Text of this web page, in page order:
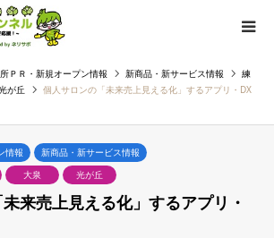
ＰＲ・新規オープン情報 新商品・新サービス情報
練
が丘
個人サロンの「未来売上見える化」するアプリ・DX
情報
新商品・新サービス情報
大泉 光が丘
来売上見える化」するアプリ・